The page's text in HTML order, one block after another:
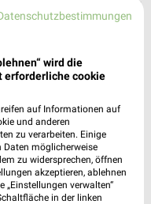
|
wird die
erforderliche cookie
auf Informationen auf
und anderen
zu verarbeiten. Einige
Daten möglicherweise
zu widersprechen, öffnen
akzeptieren, ablehnen
„Einstellungen verwalten“
in der linken